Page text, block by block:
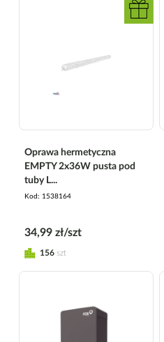
Oprawa hermetyczna
EMPTY 2x36W pusta pod
tuby L...
Kod 1538164
34,99 zł/szt
156 szt